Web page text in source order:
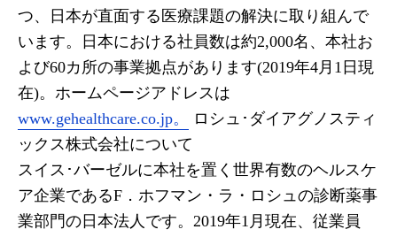
つ、日本が直面する医療課題の解決に取り組んで
います。日本における社員数は約2,000名、本社お
よび60カ所の事業拠点があります(2019年4月1日現
在)。ホームページアドレスは
www.gehealthcare.co.jp。
ロシュ･ダイアグノスティ
ックス株式会社について
スイス･バーゼルに本社を置く世界有数のヘルスケ
ア企業であるF．ホフマン・ラ・ロシュの診断薬事
業部門の日本法人です。2019年1月現在、従業員